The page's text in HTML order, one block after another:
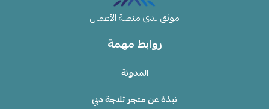
روابط مهمة
المدونة
نبذة عن متجر ثلاجة دبي
موثق لدى منصة الأعمال